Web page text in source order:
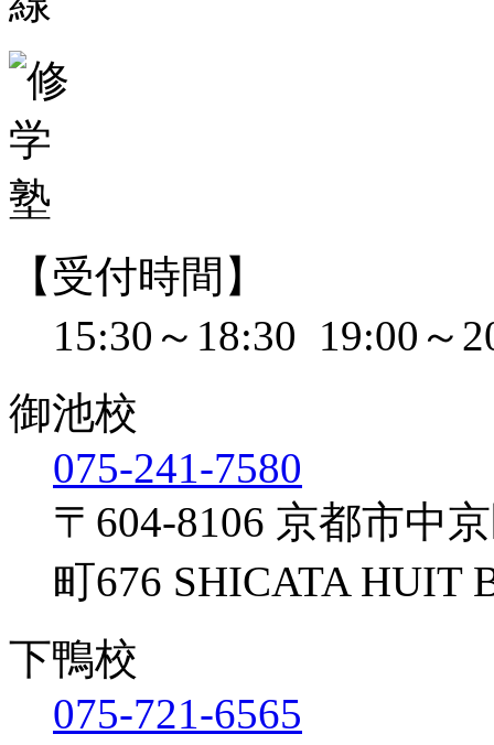
【受付時間】
15:30～18:30 19:00～
御池校
075-241-7580
〒604-8106 京都市中
町676 SHICATA HUIT
下鴨校
075-721-6565